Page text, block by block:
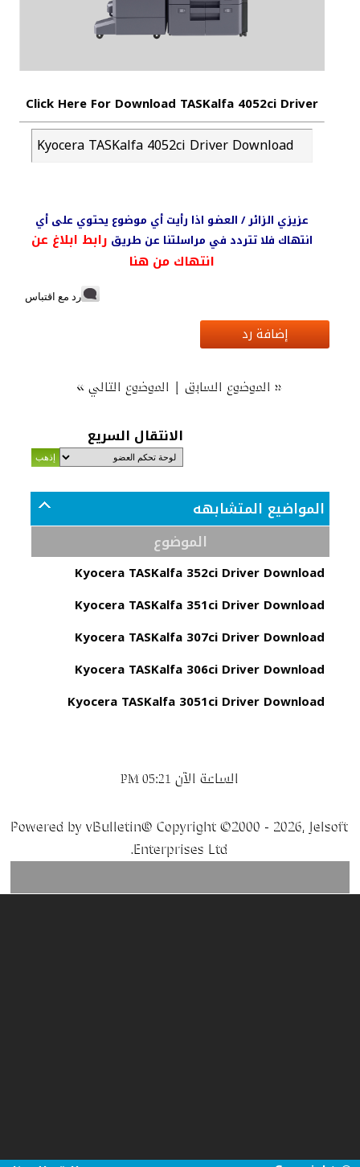
Click Here For Download TASKalfa 4052ci Driver
Kyocera TASKalfa 4052ci Driver Download
عزيزي الزائر / العضو اذا رأيت أي موضوع يحتوي على أي
انتهاك فلا تتردد في مراسلتنا عن طريق رابط ابلاغ عن
انتهاك من هنا
رد مع اقتباس
إضافة رد
« الموضوع السابق| الموضوع التالي»
الانتقال السريع
المواضيع المتشابهه
الموضوع
Kyocera TASKalfa 352ci Driver Download
Kyocera TASKalfa 351ci Driver Download
Kyocera TASKalfa 307ci Driver Download
Kyocera TASKalfa 306ci Driver Download
Kyocera TASKalfa 3051ci Driver Download
الساعة الآن 05:21 PM
Powered by vBulletin® Copyright ©2000 - 2026, Jelsoft
Enterprises Ltd.